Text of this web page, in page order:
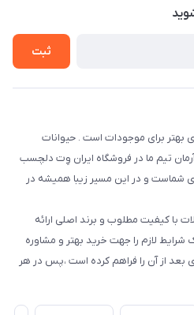
ثبت
بهتر برای موجودات است . حیوانات
تیم ما در فروشگاه ایران وِت دلچسب
شماست و در این مسیر زیبا همیشه در
با کیفیت مطلوب و برند اصلی ارائه
لازم را جهت خرید بهتر و مشاوره
بعد از آن را فراهم کرده است ،پس در هر